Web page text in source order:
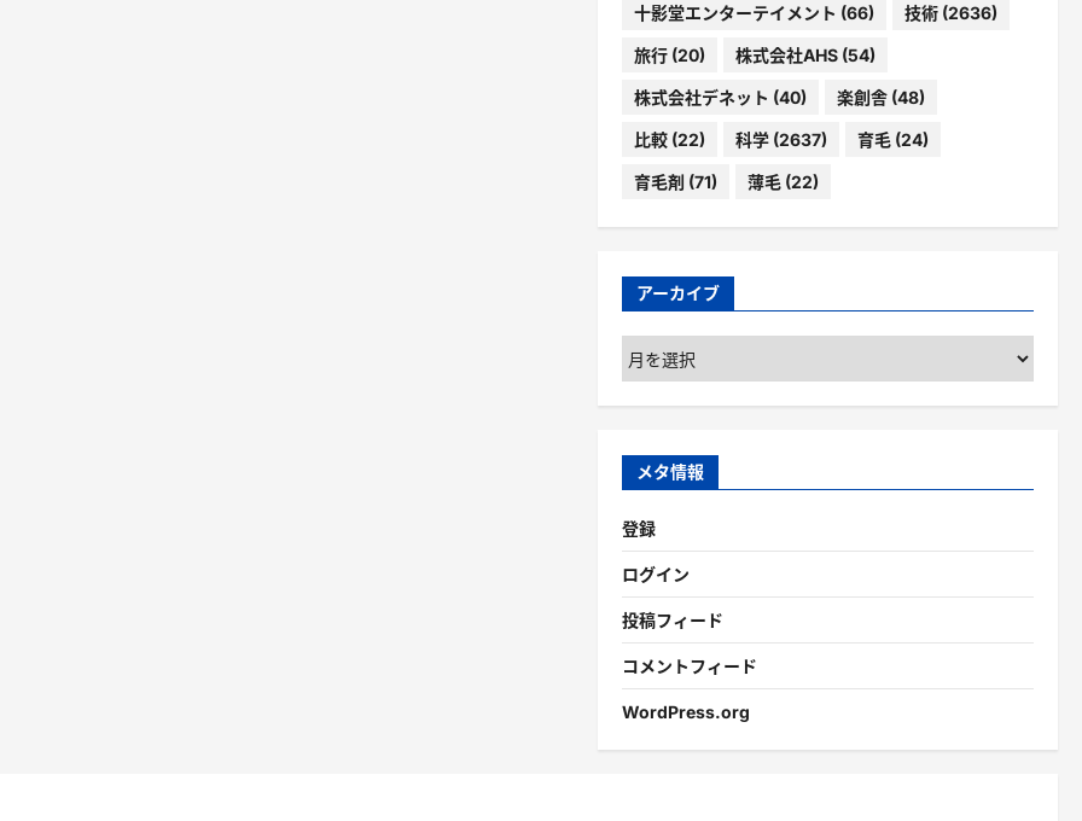
十影堂エンターテイメント (66) 技術(2636)
旅行(20) 株式会社AHS(54)
株式会社デネット (40) 楽創舎(48)
比較(22) 科学(2637) 育毛(24)
育毛剤 (71) 薄毛(22)
アーカイブ
ア
ー
カ
ブ
メタ情報
登録
ログイン
投稿フィード
コメントフィード
WordPress.org